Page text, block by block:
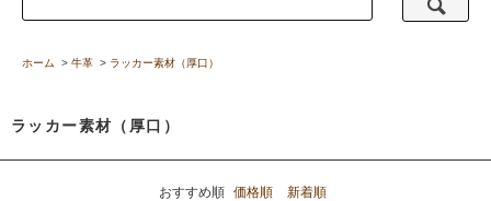
ホーム > 牛革 > ラッカー素材（厚口）
ラッカー素材（厚口）
おすすめ順 価格順 新着順